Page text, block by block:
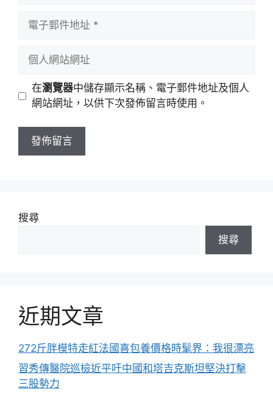
址
站
址
在瀏覽器中儲存顯示名稱、電子郵件地址及個人
網站網址，以供下次發佈留言時使用。
搜尋
搜尋
近期文章
272斤胖模特走紅法國喜包養價格時髦界：我很漂亮
習秀傳醫院巡檢近平吁中國和塔吉克斯坦堅決打擊
三股勢力